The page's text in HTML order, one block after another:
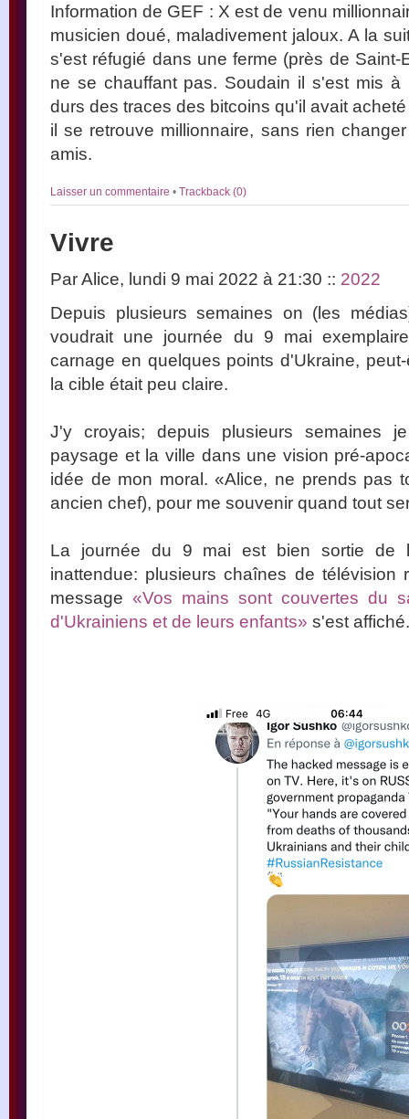
Information de GEF : X est de venu
musicien doué, maladivement jaloux. A la
s'est réfugié dans une ferme (près de
ne se chauffant pas. Soudain il s'est mis à
durs des traces des bitcoins qu'il avait
il se retrouve millionnaire, sans rien
amis.
Laisser un commentaire • Trackback (0)
Vivre
Par Alice, lundi 9 mai 2022 à 21:30 :: 2022
Depuis plusieurs semaines on (les
voudrait une journée du 9 mai
carnage en quelques points d'Ukraine,
la cible était peu claire.
J'y croyais; depuis plusieurs semaines
paysage et la ville dans une vision pré-
idée de mon moral. «Alice, ne prends pas
ancien chef), pour me souvenir quand tout
La journée du 9 mai est bien sortie de
inattendue: plusieurs chaînes de
message «Vos mains sont couvertes du
d'Ukrainiens et de leurs enfants» s'est affiché.